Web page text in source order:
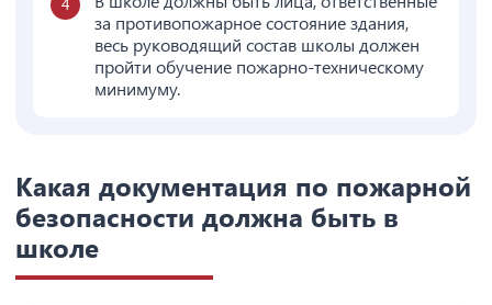
за противопожарное состояние здания,
весь руководящий состав школы должен
пройти обучение пожарно-техническому
минимуму.
Какая документация по пожарной
безопасности должна быть в
школе